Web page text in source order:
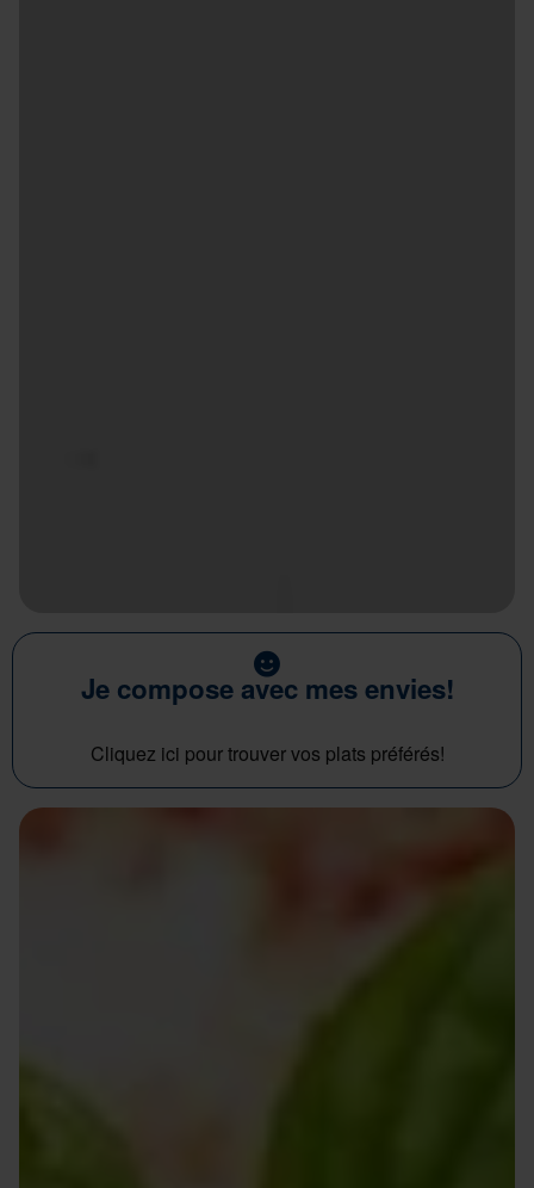
Je compose avec mes envies!
Cliquez ici pour trouver vos plats préférés!